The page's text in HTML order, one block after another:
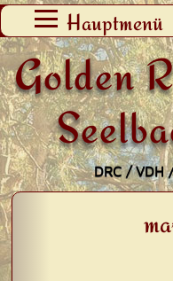
Golden
DRC / VDH
Hauptmenü
Zum
Inhalt
springen